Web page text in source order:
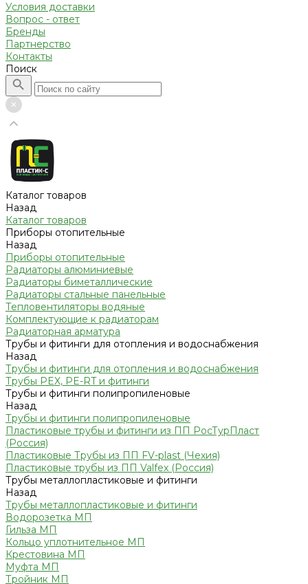
Условия доставки
Вопрос - ответ
Бренды
Партнерство
Контакты
Поиск
Каталог товаров
Назад
Каталог товаров
Приборы отопительные
Назад
Приборы отопительные
Радиаторы алюминиевые
Радиаторы биметаллические
Радиаторы стальные панельные
Тепловентиляторы водяные
Комплектующие к радиаторам
Радиаторная арматура
Трубы и фитинги для отопления и водоснабжения
Назад
Трубы и фитинги для отопления и водоснабжения
Трубы PEX, PE-RT и фитинги
Трубы и фитинги полипропиленовые
Назад
Трубы и фитинги полипропиленовые
Пластиковые трубы и фитинги из ПП РосТурПласт
(Россия)
Пластиковые Трубы из ПП FV-plast (Чехия)
Пластиковые трубы из ПП Valfex (Россия)
Трубы металлопластиковые и фитинги
Назад
Трубы металлопластиковые и фитинги
Водорозетка МП
Гильза МП
Кольцо уплотнительное МП
Крестовина МП
Муфта МП
Тройник МП